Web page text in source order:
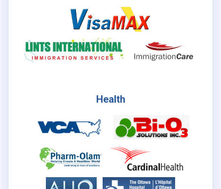
Health